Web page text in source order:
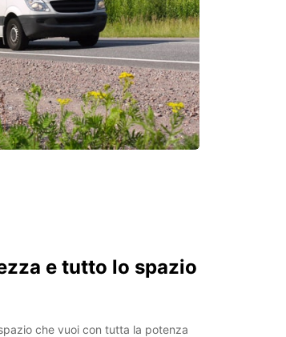
e tutto lo spazio
che vuoi con tutta la potenza